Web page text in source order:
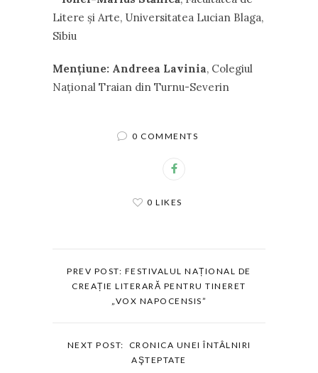
Litere şi Arte, Universitatea Lucian Blaga,
Sibiu
Menţiune: Andreea Lavinia, Colegiul
Naţional Traian din Turnu-Severin
0 COMMENTS
0 LIKES
PREV POST: FESTIVALUL NAȚIONAL DE
CREAȚIE LITERARĂ PENTRU TINERET
„VOX NAPOCENSIS”
NEXT POST: CRONICA UNEI ÎNTÂLNIRI
AŞTEPTATE